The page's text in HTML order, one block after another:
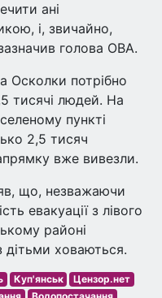
ані
і, звичайно,
голова ОВА.
Осколки потрібно
тисячі людей. На
пункті
2,5 тисяч
вже вивезли.
що, незважаючи
евакуації з лівого
районі
ховаються.
Куп'янськ
Цензор.нет